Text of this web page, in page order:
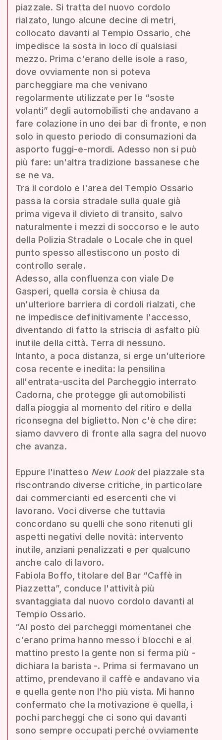
piazzale. Si tratta del nuovo cordolo
rialzato, lungo alcune decine di metri,
collocato davanti al Tempio Ossario, che
impedisce la sosta in loco di qualsiasi
mezzo. Prima c'erano delle isole a raso,
dove ovviamente non si poteva
parcheggiare ma che venivano
regolarmente utilizzate per le “soste
volanti” degli automobilisti che andavano a
fare colazione in uno dei bar di fronte, e non
solo in questo periodo di consumazioni da
asporto fuggi-e-mordi. Adesso non si può
più fare: un'altra tradizione bassanese che
se ne va.
Tra il cordolo e l'area del Tempio Ossario
passa la corsia stradale sulla quale già
prima vigeva il divieto di transito, salvo
naturalmente i mezzi di soccorso e le auto
della Polizia Stradale o Locale che in quel
punto spesso allestiscono un posto di
controllo serale.
Adesso, alla confluenza con viale De
Gasperi, quella corsia è chiusa da
un'ulteriore barriera di cordoli rialzati, che
ne impedisce definitivamente l'accesso,
diventando di fatto la striscia di asfalto più
inutile della città. Terra di nessuno.
Intanto, a poca distanza, si erge un'ulteriore
cosa recente e inedita: la pensilina
all'entrata-uscita del Parcheggio interrato
Cadorna, che protegge gli automobilisti
dalla pioggia al momento del ritiro e della
riconsegna del biglietto. Non c'è che dire:
siamo davvero di fronte alla sagra del nuovo
che avanza.
Eppure l'inatteso New Lookdel piazzale sta
riscontrando diverse critiche, in particolare
dai commercianti ed esercenti che vi
lavorano. Voci diverse che tuttavia
concordano su quelli che sono ritenuti gli
aspetti negativi delle novità: intervento
inutile, anziani penalizzati e per qualcuno
anche calo di lavoro.
Fabiola Boffo, titolare del Bar “Caffè in
Piazzetta”, conduce l'attività più
svantaggiata dal nuovo cordolo davanti al
Tempio Ossario.
“Al posto dei parcheggi momentanei che
c'erano prima hanno messo i blocchi e al
mattino presto la gente non si ferma più -
dichiara la barista -. Prima si fermavano un
attimo, prendevano il caffè e andavano via
e quella gente non l'ho più vista. Mi hanno
confermato che la motivazione è quella, i
pochi parcheggi che ci sono qui davanti
sono sempre occupati perché ovviamente